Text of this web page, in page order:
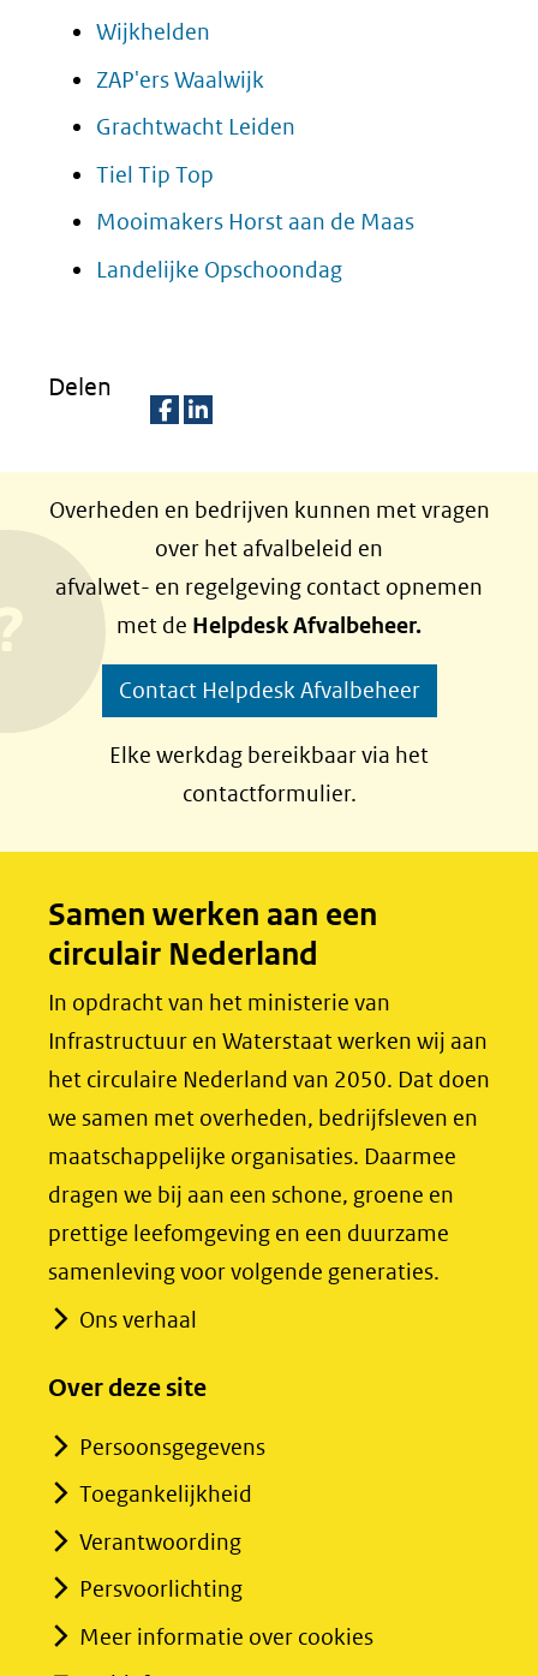
Wijkhelden
ZAP'ers Waalwijk
Grachtwacht Leiden
Tiel Tip Top
Mooimakers Horst aan de Maas
Landelijke Opschoondag
Delen
l
e
n
o
p
F
b
o
k
(opent
nieuw
naar
een
andere
website)
l
e
n
o
p
L
e
I
n
(opent
nieuw
naar
een
andere
website)
Overheden en bedrijven kunnen met vragen
over het afvalbeleid en
afvalwet- en regelgeving contact opnemen
met de Helpdesk Afvalbeheer.
Contact Helpdesk Afvalbeheer
Elke werkdag bereikbaar via het
contactformulier.
Samen werken aan een
circulair Nederland
In opdracht van het ministerie van
Infrastructuur en Waterstaat werken wij aan
het circulaire Nederland van 2050. Dat doen
we samen met overheden, bedrijfsleven en
maatschappelijke organisaties. Daarmee
dragen we bij aan een schone, groene en
prettige leefomgeving en een duurzame
samenleving voor volgende generaties.
Ons verhaal
Over deze site
Persoonsgegevens
Toegankelijkheid
Verantwoording
Persvoorlichting
Meer informatie over cookies